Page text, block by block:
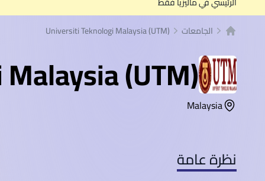
الجامعات Universiti Teknologi Malaysia (UTM)
(UTM)
Malaysia
نظرة عامة